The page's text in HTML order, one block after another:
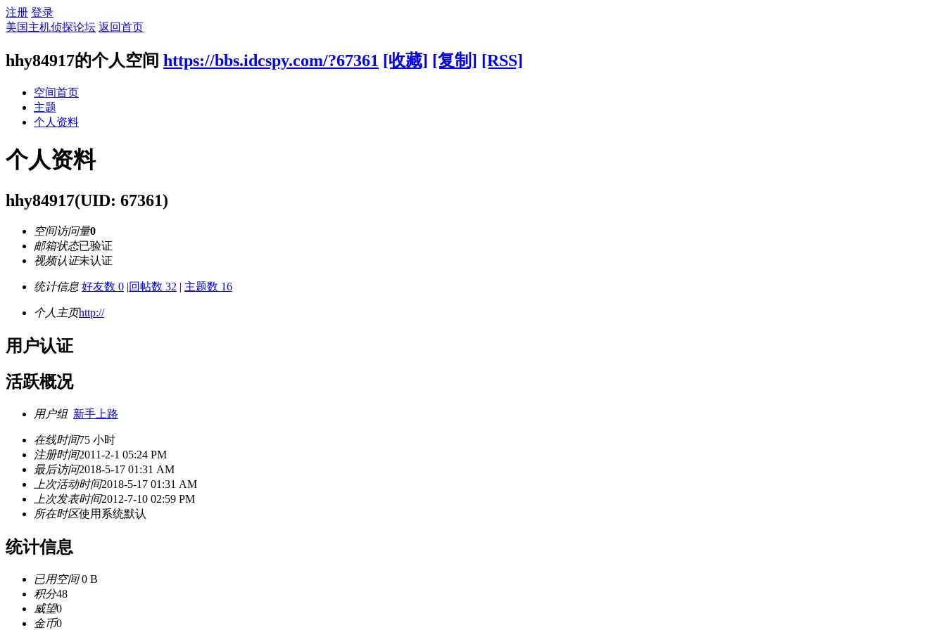
注册 登录
美国主机侦探论坛 返回首页
hhy84917的个人空间 https://bbs.idcspy.com/?67361 [收藏] [复制] [RSS]
空间首页
主题
个人资料
个人资料
hhy84917(UID: 67361)
空间访问量0
邮箱状态已验证
视频认证未认证
统计信息 好友数 0 |回帖数 32 | 主题数 16
个人主页http://
用户认证
活跃概况
用户组 新手上路
在线时间75 小时
注册时间2011-2-1 05:24 PM
最后访问2018-5-17 01:31 AM
上次活动时间2018-5-17 01:31 AM
上次发表时间2012-7-10 02:59 PM
所在时区使用系统默认
统计信息
已用空间0 B
积分48
威望0
金币0